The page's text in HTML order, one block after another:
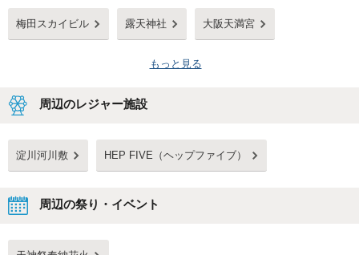
梅田スカイビル 露天神社 大阪天満宮
もっと見る
周辺のレジャー施設
淀川河川敷 HEP FIVE（ヘップファイブ）
周辺の祭り・イベント